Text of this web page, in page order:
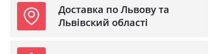
Доставка по Львову та
Львівский області